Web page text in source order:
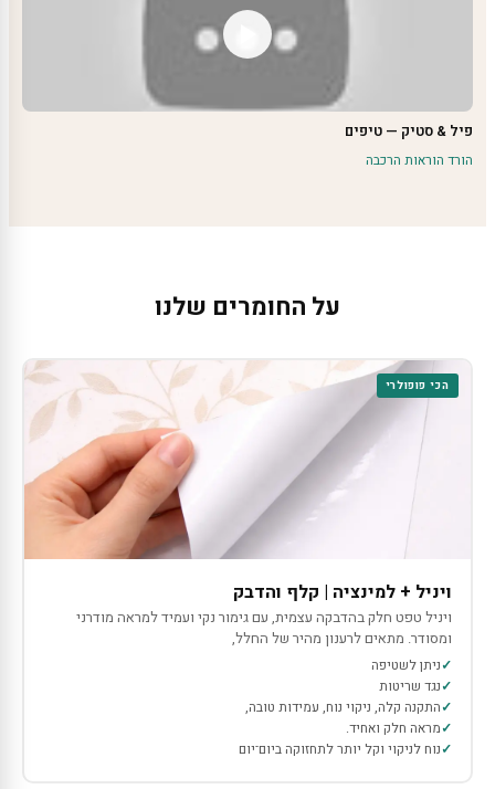
פיל & סטיק — טיפים
הורד הוראות הרכבה
על החומרים שלנו
הכי פופולרי
ויניל + למינציה | קלף והדבק
ויניל טפט חלק בהדבקה עצמית, עם גימור נקי ועמיד למראה מודרני
ומסודר. מתאים לרענון מהיר של החלל,
ניתן לשטיפה
נגד שריטות
התקנה קלה, ניקוי נוח, עמידות טובה,
מראה חלק ואחיד.
נוח לניקוי וקל יותר לתחזוקה ביום־יום